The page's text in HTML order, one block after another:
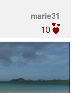
marie31
10